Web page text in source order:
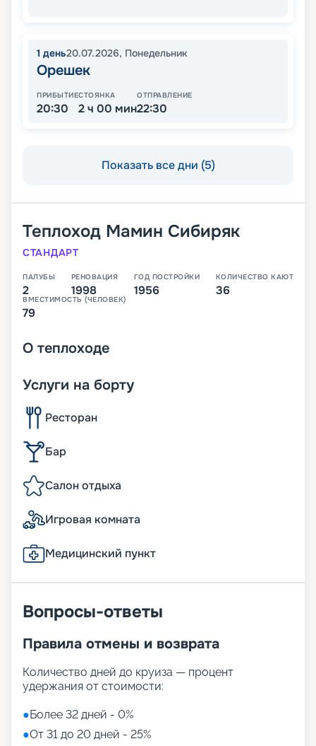
1 день20.07.2026, Понедельник
Орешек
ПРИБЫТИЕ
20:30
СТОЯНКА
2 ч 00 мин
ОТПРАВЛЕНИЕ
22:30
Показать все дни (5)
Теплоход Мамин Сибиряк
СТАНДАРТ
ПАЛУБЫ
2
РЕНОВАЦИЯ
1998
ГОД ПОСТРОЙКИ
1956
КОЛИЧЕСТВО КАЮТ
36
ВМЕСТИМОСТЬ (ЧЕЛОВЕК)
79
О теплоходе
Услуги на борту
Ресторан
Бар
Салон отдыха
Игровая комната
Медицинский пункт
Вопросы-ответы
Правила отмены и возврата
Количество дней до круиза — процент
удержания от стоимости:
●Более 32 дней - 0%
●От 31 до 20 дней - 25%